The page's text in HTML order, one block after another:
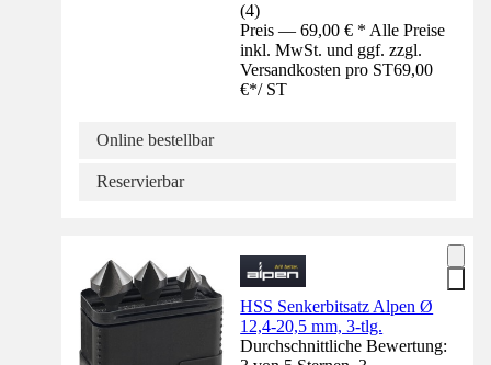
(4)
Preis — 69,00 € * Alle Preise
inkl. MwSt. und ggf. zzgl.
Versandkosten pro ST69,00
€*/ ST
Online bestellbar
Reservierbar
HSS Senkerbitsatz Alpen Ø
12,4-20,5 mm, 3-tlg.
Durchschnittliche Bewertung: